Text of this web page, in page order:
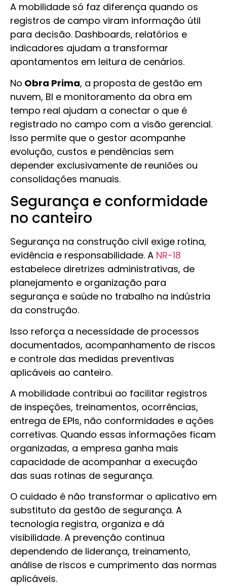
A mobilidade só faz diferença quando os
registros de campo viram informação útil
para decisão. Dashboards, relatórios e
indicadores ajudam a transformar
apontamentos em leitura de cenários.
No Obra Prima, a proposta de gestão em
nuvem, BI e monitoramento da obra em
tempo real ajudam a conectar o que é
registrado no campo com a visão gerencial.
Isso permite que o gestor acompanhe
evolução, custos e pendências sem
depender exclusivamente de reuniões ou
consolidações manuais.
Segurança e conformidade
no canteiro
Segurança na construção civil exige rotina,
evidência e responsabilidade. A NR-18
estabelece diretrizes administrativas, de
planejamento e organização para
segurança e saúde no trabalho na indústria
da construção.
Isso reforça a necessidade de processos
documentados, acompanhamento de riscos
e controle das medidas preventivas
aplicáveis ao canteiro.
A mobilidade contribui ao facilitar registros
de inspeções, treinamentos, ocorrências,
entrega de EPIs, não conformidades e ações
corretivas. Quando essas informações ficam
organizadas, a empresa ganha mais
capacidade de acompanhar a execução
das suas rotinas de segurança.
O cuidado é não transformar o aplicativo em
substituto da gestão de segurança. A
tecnologia registra, organiza e dá
visibilidade. A prevenção continua
dependendo de liderança, treinamento,
análise de riscos e cumprimento das normas
aplicáveis.